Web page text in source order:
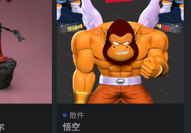
散件
悟空